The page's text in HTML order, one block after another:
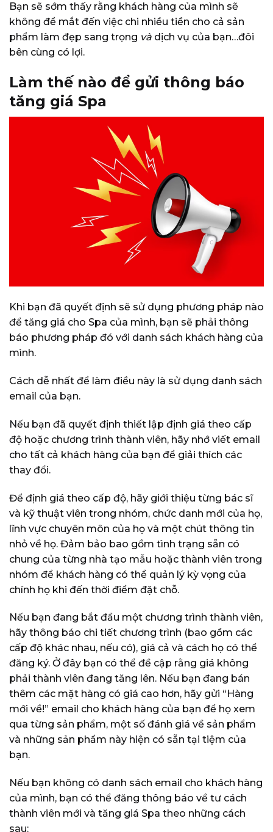
Bạn sẽ sớm thấy rằng khách hàng của mình sẽ
không để mắt đến việc chi nhiều tiền cho cả sản
phẩm làm đẹp sang trọng và dịch vụ của bạn…đôi
bên cùng có lợi.
Làm thế nào để gửi thông báo
tăng giá Spa
Khi bạn đã quyết định sẽ sử dụng phương pháp nào
để tăng giá cho Spa của mình, bạn sẽ phải thông
báo phương pháp đó với danh sách khách hàng của
mình.
Cách dễ nhất để làm điều này là sử dụng danh sách
email của bạn.
Nếu bạn đã quyết định thiết lập định giá theo cấp
độ hoặc chương trình thành viên, hãy nhớ viết email
cho tất cả khách hàng của bạn để giải thích các
thay đổi.
Để định giá theo cấp độ, hãy giới thiệu từng bác sĩ
và kỹ thuật viên trong nhóm, chức danh mới của họ,
lĩnh vực chuyên môn của họ và một chút thông tin
nhỏ về họ. Đảm bảo bao gồm tình trạng sẵn có
chung của từng nhà tạo mẫu hoặc thành viên trong
nhóm để khách hàng có thể quản lý kỳ vọng của
chính họ khi đến thời điểm đặt chỗ.
Nếu bạn đang bắt đầu một chương trình thành viên,
hãy thông báo chi tiết chương trình (bao gồm các
cấp độ khác nhau, nếu có), giá cả và cách họ có thể
đăng ký. Ở đây bạn có thể đề cập rằng giá không
phải thành viên đang tăng lên. Nếu bạn đang bán
thêm các mặt hàng có giá cao hơn, hãy gửi “Hàng
mới về!” email cho khách hàng của bạn để họ xem
qua từng sản phẩm, một số đánh giá về sản phẩm
và những sản phẩm này hiện có sẵn tại tiệm của
bạn.
Nếu bạn không có danh sách email cho khách hàng
của mình, bạn có thể đăng thông báo về tư cách
thành viên mới và tăng giá Spa theo những cách
sau: